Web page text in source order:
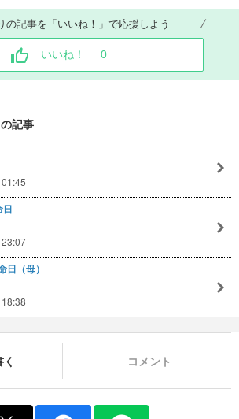
の記事を「いいね！」で応援しよう
いいね！ 0
記事
日
日（母）
コメント